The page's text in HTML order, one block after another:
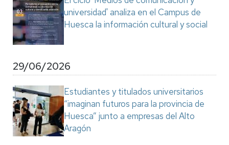
universidad' analiza en el Campus de
Huesca la información cultural y social
29/06/2026
Estudiantes y titulados universitarios
“imaginan futuros para la provincia de
Huesca” junto a empresas del Alto
Aragón